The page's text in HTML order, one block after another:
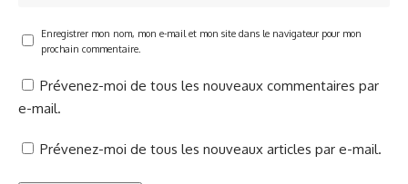
Enregistrer mon nom, mon e-mail et mon site dans le navigateur pour mon
prochain commentaire.
Prévenez-moi de tous les nouveaux commentaires par
e-mail.
Prévenez-moi de tous les nouveaux articles par e-mail.